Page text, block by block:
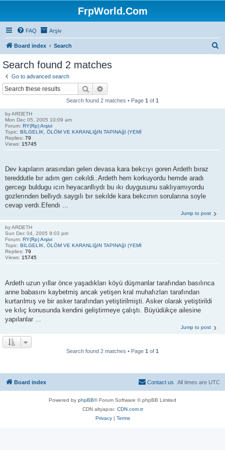
FrpWorld.Com
FAQ Arşiv
Board index Search
Search found 2 matches
Go to advanced search
Search
Search found 2 matches • Page 1 of 1
byARDETH
Mon Dec 05, 2005 10:09 am
Forum: RY(Rp) Arşivi
Topic: BİLGELİK, ÖLÖM VE KARANLIğIN TAPINAğI (YEMİ
Replies: 79
Views: 15745
Dev kapıların arasından gelen devasa kara bekcıyı goren Ardeth bıraz
tereddutle bır adım gerı cekıldi..Ardeth hem korkuyordu hemde aradı
gercegı buldugu ıcın heyacanllıydı bu ıkı duygusunu saklıyamıyordu
gozlerınden bellıydı.saygılı bır sekılde kara bekcının sorularına soyle
cevap verdı.Efendı ...
Jump to post
byARDETH
Sun Dec 04, 2005 9:03 pm
Forum: RY(Rp) Arşivi
Topic: BİLGELİK, ÖLÖM VE KARANLIğIN TAPINAğI (YEMİ
Replies: 79
Views: 15745
Ardeth uzun yıllar önce yaşadıkları köyü düşmanlar tarafından basılınca
anne babasını kaybetmiş ancak yetişen kral muhafızları tarafından
kurtarılmış ve bir asker tarafından yetiştirilmişti. Asker olarak yetiştirildi
ve kılıç konusunda kendini geliştirmeye çalıştı. Büyüdükçe ailesine
yapılanlar ...
Jump to post
Search found 2 matches • Page 1 of 1
Board index All times are UTC
Contact us
Powered by phpBB® Forum Software © phpBB Limited
CDN altyapısı: CDN.com.tr
Privacy| Terms